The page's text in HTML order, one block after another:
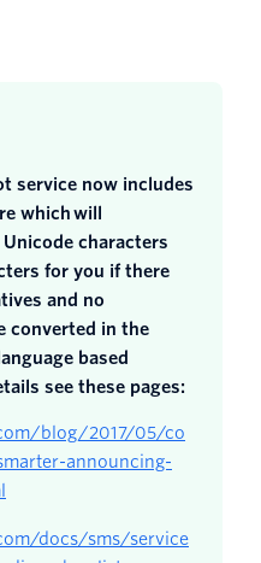
service now includes
which will
characters
for you if there
and no
converted in the
based
see these pages:
blog/2017/05/co
announcing-
docs/sms/service